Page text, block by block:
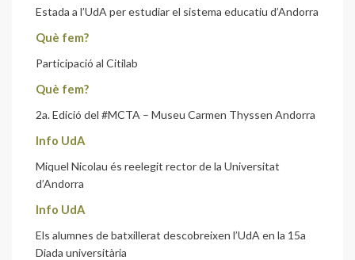
Estada a l’UdA per estudiar el sistema educatiu d’Andorra
Què fem?
Participació al Citilab
Què fem?
2a. Edició del #MCTA – Museu Carmen Thyssen Andorra
Info UdA
Miquel Nicolau és reelegit rector de la Universitat
d’Andorra
Info UdA
Els alumnes de batxillerat descobreixen l’UdA en la 15a
Diada universitària